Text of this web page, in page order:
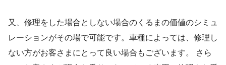
又、修理をした場合としない場合のくるまの価値のシミュ
レーションがその場で可能です。車種によっては、修理し
ない方がお客さまにとって良い場合もございます。 さら